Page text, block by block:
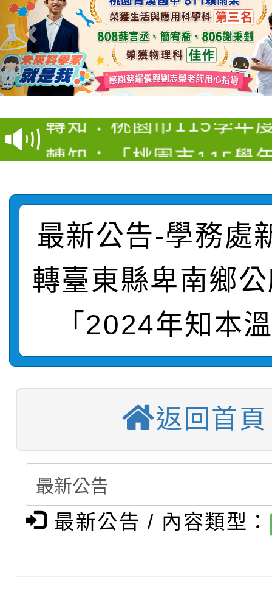
【甄選結果(第4招)】
學年度第1學期第9次代
結果(第4招)
【甄選結果(第12招)】
學年度第1學期第7次代
結果(第12招)
轉知：桃園市115學年
賽及師生本土語及新住
轉知：「桃園市115學
動辦法」
轉知臺中市政府政風處
城市手牽手，綠能透明
畫影片一案
轉知：「115學年度全
劇比賽實施要點」及修
轉知：桃園市115年度
敬師藝文競賽』實施計
【甄選結果(第11招)】
學年度第1學期第7次代
結果(第11招)
【甄選結果(第3招)】
學年度第1學期第9次代
結果(第3招)
【甄選結果(第4招)】
學年度第1學期第9次
結果(第4招)
【甄選結果(第12招)】
學年度第1學期第7次代
結果(第12招)
轉知：桃園市115學年
賽及師生本土語及新住
賽實施要點
轉知：「桃園市115學
比賽實施要點」
轉知：「115年金融知
最新公告-學務處
轉臺東縣卑南鄉
「2024年知本
返回首頁
最新公告 / 內容類型：